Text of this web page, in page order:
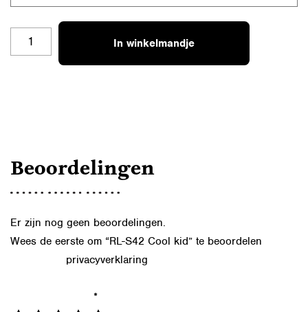
In winkelmandje
Beoordelingen
Er zijn nog geen beoordelingen.
Wees de eerste om “RL-S42 Cool kid” te beoordelen
privacyverklaring
*